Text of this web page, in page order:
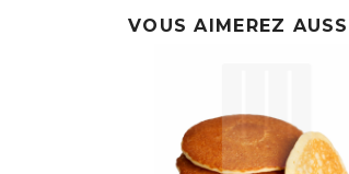
VOUS AIMEREZ